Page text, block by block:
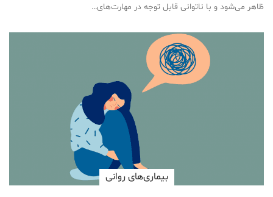
ظاهر می‌شود و با ناتوانی قابل توجه در مهارت‌های…
بیماری‌های روانی